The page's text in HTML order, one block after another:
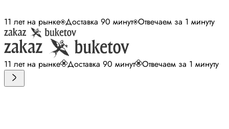
11 лет на рынке Доставка 90 минут Отвечаем за 1 минуту
11 лет на рынке Доставка 90 минут Отвечаем за 1 минуту